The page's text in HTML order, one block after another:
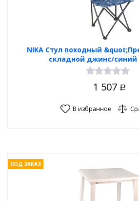
NIKA Стул походный
складной джинс/
1 507 Р
В избранное
ПОД ЗАКАЗ